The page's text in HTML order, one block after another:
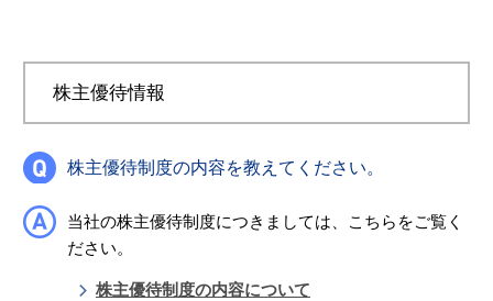
株主優待情報
株主優待制度の内容を教えてください。
当社の株主優待制度につきましては、こちらをご覧く
ださい。
株主優待制度の内容について